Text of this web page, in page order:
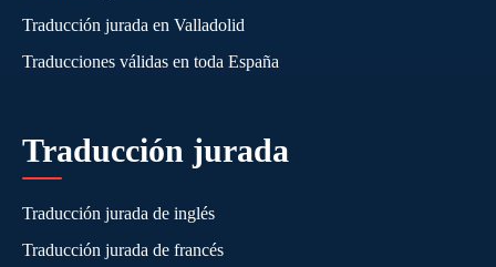
Traducción jurada en Valladolid
Traducciones válidas en toda España
Traducción jurada
Traducción jurada de inglés
Traducción jurada de francés